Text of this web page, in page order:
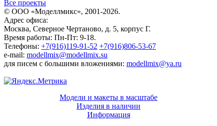
Все проекты
© ООО «Моделлмикс», 2001-2026.
Адрес офиса:
Москва, Северное Чертаново, д. 5, корпус Г.
Время работы: Пн-Пт: 9-18.
Телефоны: +7(916)119-91-52 +7(916)806-53-67
e-mail: modellmix@modellmix.su
для писем с большими вложениями: modellmix@ya.ru
Модели и макеты в масштабе
Изделия в наличии
Информация